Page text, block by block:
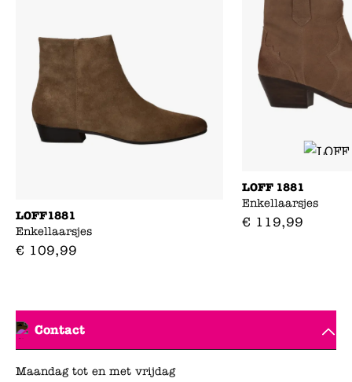
LOFF1881
Enkellaarsjes
€ 109,99
LOFF 1881
Enkellaarsjes
€ 119,99
Contact
Maandag tot en met vrijdag